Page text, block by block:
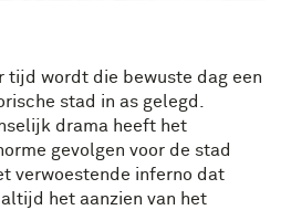
tijd wordt die bewuste dag een
stad in as gelegd.
drama heeft het
gevolgen voor de stad
verwoestende inferno dat
het aanzien van het